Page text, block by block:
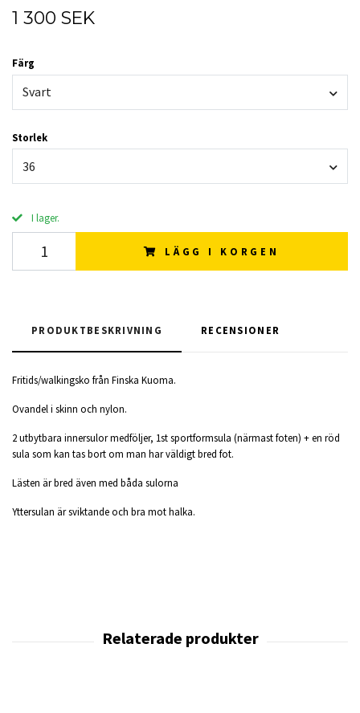
1 300 SEK
Färg
Svart
Storlek
36
I lager.
LÄGG I KORGEN
PRODUKTBESKRIVNING RECENSIONER
Fritids/walkingsko från Finska Kuoma.
Ovandel i skinn och nylon.
2 utbytbara innersulor medföljer, 1st sportformsula (närmast foten) + en röd
sula som kan tas bort om man har väldigt bred fot.
Lästen är bred även med båda sulorna
Yttersulan är sviktande och bra mot halka.